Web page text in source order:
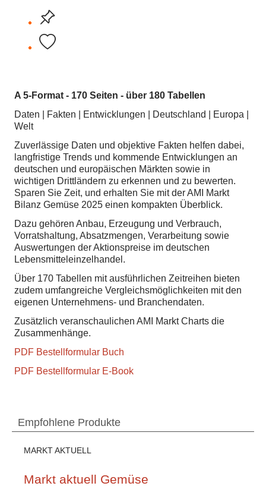
A 5-Format - 170 Seiten - über 180 Tabellen
Daten | Fakten | Entwicklungen | Deutschland | Europa |
Welt
Zuverlässige Daten und objektive Fakten helfen dabei,
langfristige Trends und kommende Entwicklungen an
deutschen und europäischen Märkten sowie in
wichtigen Drittländern zu erkennen und zu bewerten.
Sparen Sie Zeit, und erhalten Sie mit der AMI Markt
Bilanz Gemüse 2025 einen kompakten Überblick.
Dazu gehören Anbau, Erzeugung und Verbrauch,
Vorratshaltung, Absatzmengen, Verarbeitung sowie
Auswertungen der Aktionspreise im deutschen
Lebensmitteleinzelhandel.
Über 170 Tabellen mit ausführlichen Zeitreihen bieten
zudem umfangreiche Vergleichsmöglichkeiten mit den
eigenen Unternehmens- und Branchendaten.
Zusätzlich veranschaulichen AMI Markt Charts die
Zusammenhänge.
PDF Bestellformular Buch
PDF Bestellformular E-Book
Empfohlene Produkte
MARKT AKTUELL
Markt aktuell Gemüse